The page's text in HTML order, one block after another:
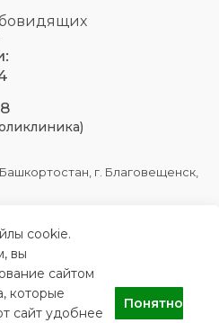
г. Благовещенск,
cookie.
вы
сайтом
которые
сайт удобнее
Понятно